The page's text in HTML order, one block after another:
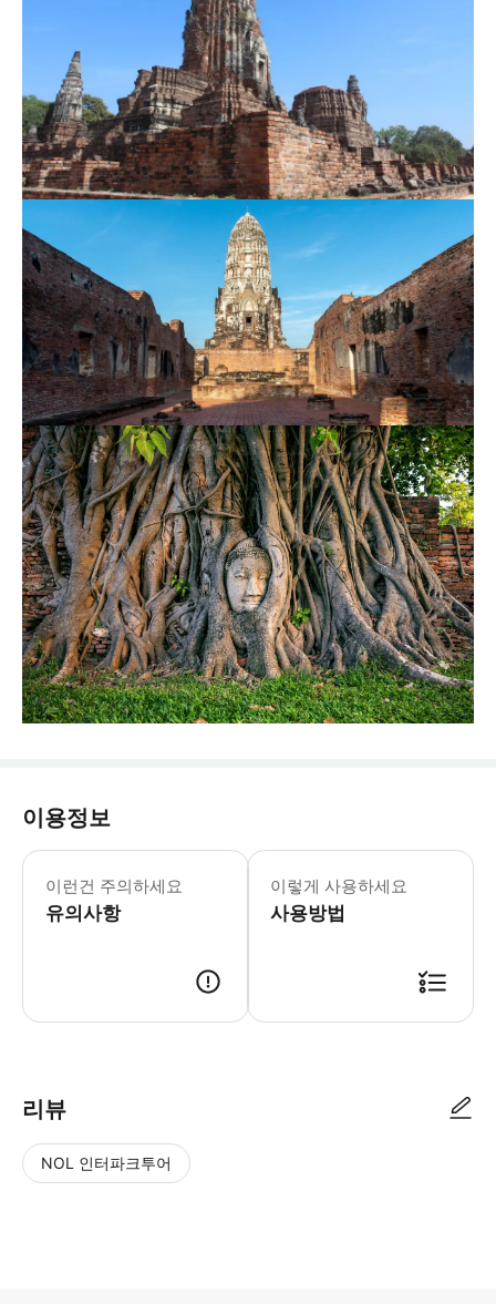
이용정보
이런건 주의하세요
유의사항
이렇게 사용하세요
사용방법
리뷰
NOL 인터파크투어